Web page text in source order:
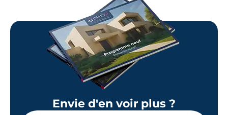
Envie d'en voir plus ?